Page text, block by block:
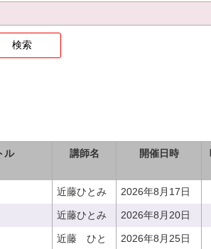
ル 講師名 開催日時
近藤ひとみ 2026年8月17日
近藤ひとみ 2026年8月20日
近藤 ひと
2026年8月25日